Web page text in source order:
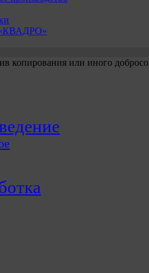
копирования или иного